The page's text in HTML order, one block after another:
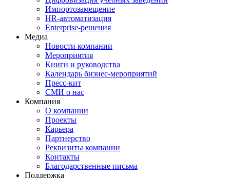
Импортозамещение
HR‑автоматизация
Enterprise-решения
Медиа
Новости компании
Мероприятия
Книги и руководства
Календарь бизнес‑мероприятий
Пресс‑кит
СМИ о нас
Компания
О компании
Проекты
Карьера
Партнерство
Реквизиты компании
Контакты
Благодарственные письма
Поддержка